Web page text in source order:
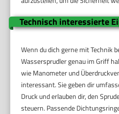
Technisch interessierte
Wenn du dich gerne mit Technik
Wassersprudler genau im Griff
wie Manometer und
interessant. Sie geben dir
Druck und erlauben dir, den
steuern. Passende